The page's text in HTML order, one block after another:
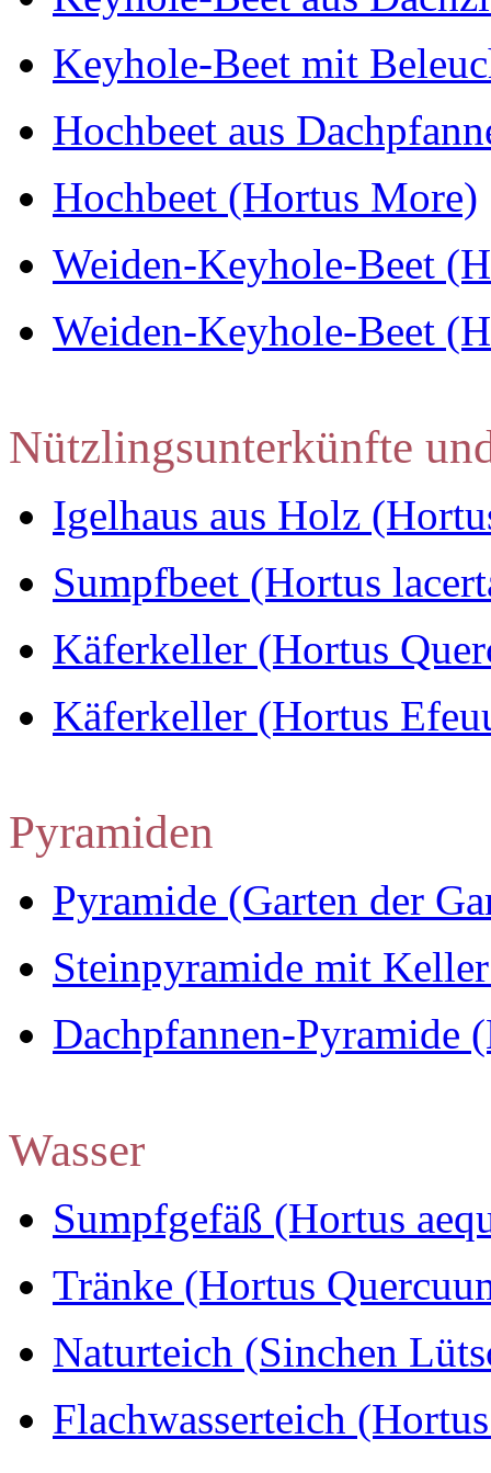
Keyhole-Beet mit
Hochbeet aus
Hochbeet (Hortus More)
Weiden-Keyhole-Beet
Weiden-Keyhole-Beet
Nützlingsunterkünfte
Igelhaus aus Holz
Sumpfbeet (Hortus
Käferkeller (Hortus
Käferkeller (Hortus
Pyramiden
Pyramide (Garten der
Steinpyramide mit
Dachpfannen-Pyramide
Wasser
Sumpfgefäß (Hortus
Tränke (Hortus
Naturteich (Sinchen
Flachwasserteich